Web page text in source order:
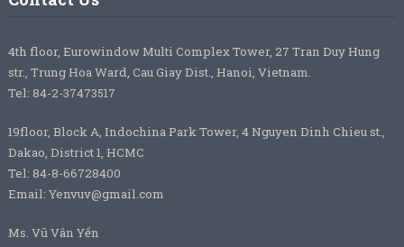
4th floor, Eurowindow Multi Complex Tower, 27 Tran Duy Hung
str., Trung Hoa Ward, Cau Giay Dist., Hanoi, Vietnam.
Tel: 84-2-37473517
19floor, Block A, Indochina Park Tower, 4 Nguyen Dinh Chieu st.,
Dakao, District 1, HCMC
Tel: 84-8-66728400
Email: Yenvuv@gmail.com
Ms. Vũ Vân Yến